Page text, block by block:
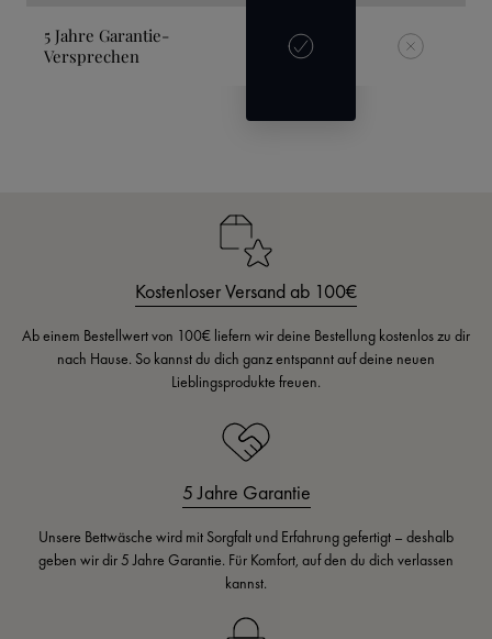
5 Jahre Garantie-
Versprechen
Kostenloser Versand ab 100€
Ab einem Bestellwert von 100€ liefern wir deine Bestellung kostenlos zu dir
nach Hause. So kannst du dich ganz entspannt auf deine neuen
Lieblingsprodukte freuen.
5 Jahre Garantie
Unsere Bettwäsche wird mit Sorgfalt und Erfahrung gefertigt – deshalb
geben wir dir 5 Jahre Garantie. Für Komfort, auf den du dich verlassen
kannst.